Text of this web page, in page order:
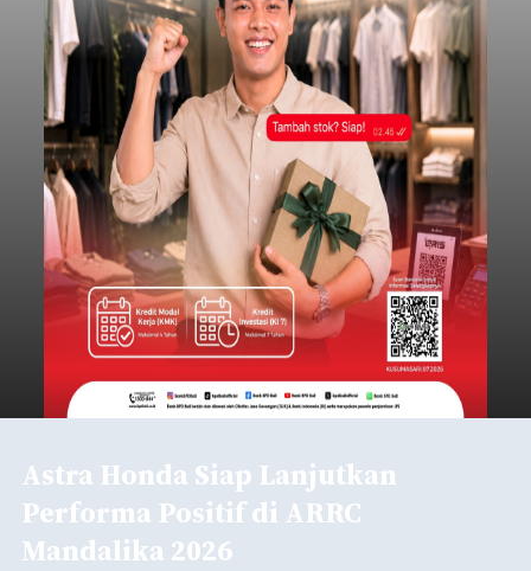
Astra Honda Siap Lanjutkan
Performa Positif di ARRC
Mandalika 2026